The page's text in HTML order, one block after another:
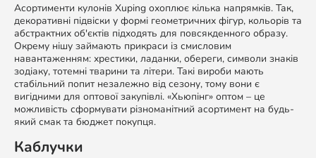
Асортименти кулонів Xuping охоплює кілька напрямків. Так,
декоративні підвіски у формі геометричних фігур, кольорів та
абстрактних об'єктів підходять для повсякденного образу.
Окрему нішу займають прикраси із смисловим
навантаженням: хрестики, ладанки, обереги, символи знаків
зодіаку, тотемні тварини та літери. Такі вироби мають
стабільний попит незалежно від сезону, тому вони є
вигідними для оптової закупівлі. «Хьюпінг» оптом – це
можливість сформувати різноманітний асортимент на будь-
який смак та бюджет покупця.
Каблучки